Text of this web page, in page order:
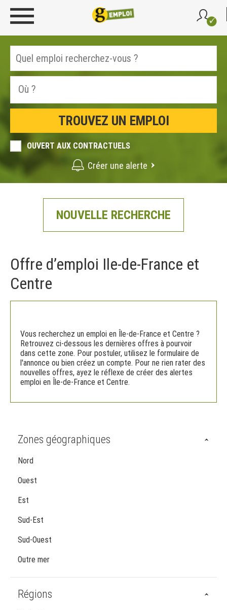
OUVERT AUX CONTRACTUELS
Créer une alerte
NOUVELLE RECHERCHE
Offre d’emploi Ile-de-France et
Centre
Vous recherchez un emploi en Île-de-France et Centre ?
Retrouvez ci-dessous les dernières offres à pourvoir
dans cette zone. Pour postuler, utilisez le formulaire de
l'annonce ou bien créez un compte. Pour ne rien rater des
nouvelles offres, ayez le réflexe de créer des alertes
emploi en Île-de-France et Centre.
Zones géographiques
Nord
Ouest
Est
Sud-Est
Sud-Ouest
Outre mer
Régions